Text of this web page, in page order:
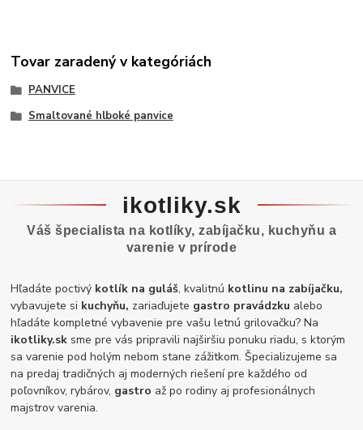
Tovar zaradený v kategóriách
PANVICE
Smaltované hlboké panvice
ikotliky.sk
Váš špecialista na kotlíky, zabíjačku, kuchyňu a
varenie v prírode
Hľadáte poctivý kotlík na guláš, kvalitnú kotlinu na zabíjačku,
vybavujete si kuchyňu, zariaďujete gastro pravádzku alebo
hľadáte kompletné vybavenie pre vašu letnú grilovačku? Na
ikotliky.sk sme pre vás pripravili najširšiu ponuku riadu, s ktorým
sa varenie pod holým nebom stane zážitkom. Špecializujeme sa
na predaj tradičných aj moderných riešení pre každého od
poľovníkov, rybárov, gastro až po rodiny aj profesionálnych
majstrov varenia.